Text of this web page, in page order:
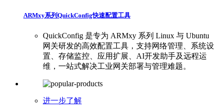
ARMxy系列QuickConfig快速配置工具
QuickConfig 是专为 ARMxy 系列 Linux 与 Ubuntu
网关研发的高效配置工具，支持网络管理、系统设
置、存储监控、应用扩展、AI开发助手及远程运
维，一站式解决工业网关部署与管理难题。
进一步了解